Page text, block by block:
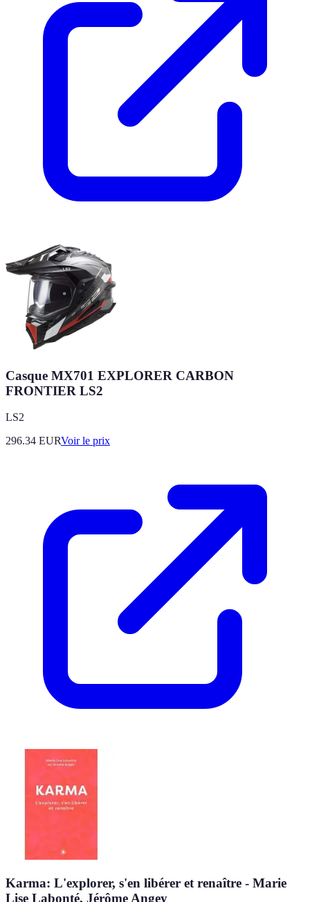
Casque MX701 EXPLORER CARBON
FRONTIER LS2
LS2
296.34 EURVoir le prix
Karma: L'explorer, s'en libérer et renaître - Marie
Lise Labonté, Jérôme Angey